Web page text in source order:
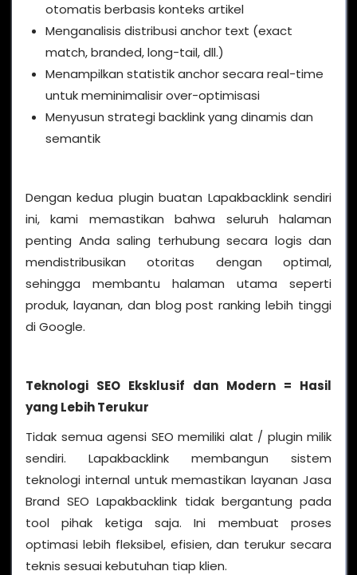
otomatis berbasis konteks artikel
Menganalisis distribusi anchor text (exact
match, branded, long-tail, dll.)
Menampilkan statistik anchor secara real-time
untuk meminimalisir over-optimisasi
Menyusun strategi backlink yang dinamis dan
semantik
Dengan kedua plugin buatan Lapakbacklink sendiri
ini, kami memastikan bahwa seluruh halaman
penting Anda saling terhubung secara logis dan
mendistribusikan otoritas dengan optimal,
sehingga membantu halaman utama seperti
produk, layanan, dan blog post ranking lebih tinggi
di Google.
Teknologi SEO Eksklusif dan Modern = Hasil
yang Lebih Terukur
Tidak semua agensi SEO memiliki alat / plugin milik
sendiri. Lapakbacklink membangun sistem
teknologi internal untuk memastikan layanan Jasa
Brand SEO Lapakbacklink tidak bergantung pada
tool pihak ketiga saja. Ini membuat proses
optimasi lebih fleksibel, efisien, dan terukur secara
teknis sesuai kebutuhan tiap klien.